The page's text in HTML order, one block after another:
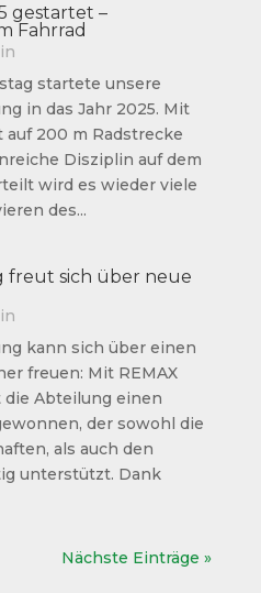
gestartet –
Fahrrad
startete unsere
in das Jahr 2025. Mit
200 m Radstrecke
Disziplin auf dem
wird es wieder viele
des...
freut sich über neue
kann sich über einen
freuen: Mit REMAX
die Abteilung einen
der sowohl die
als auch den
unterstützt. Dank
Nächste Einträge »